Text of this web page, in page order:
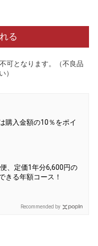
る
可となります。（不良品
）
購入金額の10％をポイ
便、定価1年分6,600円の
きる年額コース！
Recommended by